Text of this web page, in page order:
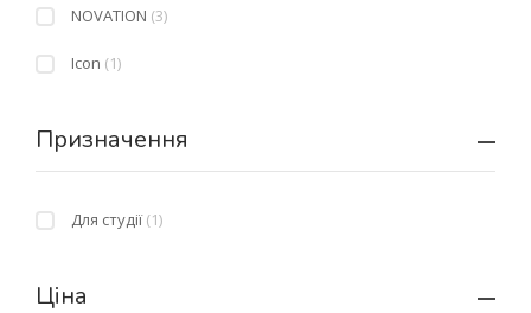
NOVATION (3)
Icon (1)
Призначення
Для студії(1)
Ціна